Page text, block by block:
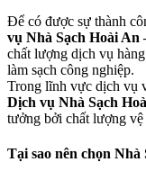
satın al
güncel giriş
bonusu
Để có được sự thành
vụ Nhà Sạch Hoài An
chất lượng dịch vụ
làm sạch công nghiệp.
Trong lĩnh vực dịch vụ
Dịch vụ Nhà Sạch
tưởng bởi chất lượng
Tại sao nên chọn